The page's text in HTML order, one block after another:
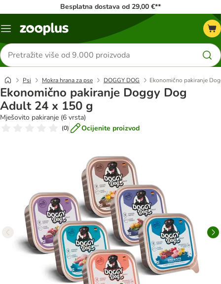
Besplatna dostava od 29,00 €**
Izbornik
Traži
proizvode
Psi Mokra hrana za pse DOGGY DOG Ekonomično pakiranje
Ekonomično pakiranje Doggy Dog
Adult 24 x 150 g
Mješovito pakiranje (6 vrsta)
(0) Ocijenite proizvod